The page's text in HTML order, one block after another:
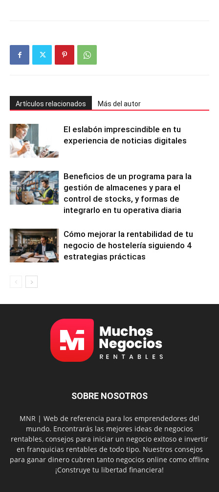
Artículos relacionados Más del autor
El eslabón imprescindible en tu
experiencia de noticias digitales
Beneficios de un programa para la
gestión de almacenes y para el
control de stocks, y formas de
integrarlo en tu operativa diaria
Cómo mejorar la rentabilidad de tu
negocio de hostelería siguiendo 4
estrategias prácticas
SOBRE NOSOTROS
MNR | Web de referencia para los emprendedores del
mundo. Encontrarás las mejores ideas de negocios
rentables, consejos para iniciar un negocio exitoso e invertir
en franquicias rentables de todo tipo. Nuestros consejos
para ganar dinero cubren tanto negocios online como offline
¡Construye tu libertad financiera!